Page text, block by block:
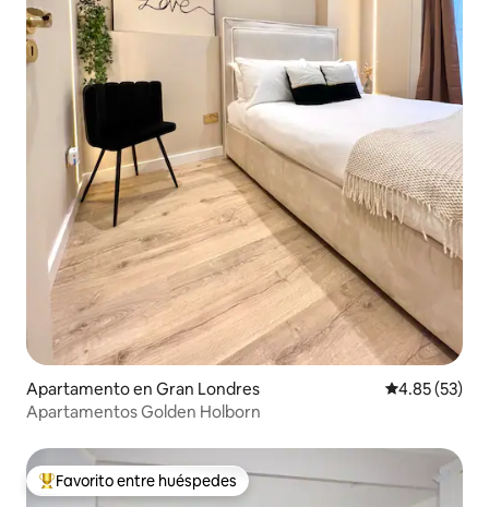
Apartamento en Gran Londres Calificación
4.85 (53)
Apartamentos Golden Holborn
Favorito entre huéspedes preferido
Favorito entre huéspedes